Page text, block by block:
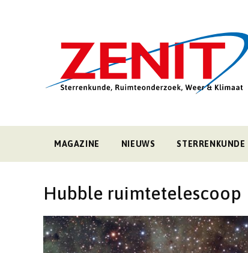
MAGAZINE NIEUWS STERRENKUNDE
Hubble ruimtetelescoop